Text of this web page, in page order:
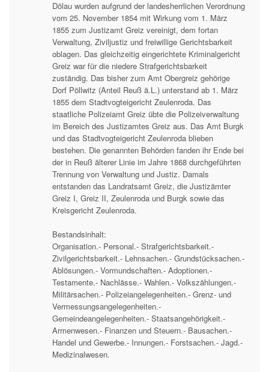
Dölau wurden aufgrund der landesherrlichen Verordnung
vom 25. November 1854 mit Wirkung vom 1. März
1855 zum Justizamt Greiz vereinigt, dem fortan
Verwaltung, Ziviljustiz und freiwillige Gerichtsbarkeit
oblagen. Das gleichzeitig eingerichtete Kriminalgericht
Greiz war für die niedere Strafgerichtsbarkeit
zuständig. Das bisher zum Amt Obergreiz gehörige
Dorf Pöllwitz (Anteil Reuß ä.L.) unterstand ab 1. März
1855 dem Stadtvogteigericht Zeulenroda. Das
staatliche Polizeiamt Greiz übte die Polizeiverwaltung
im Bereich des Justizamtes Greiz aus. Das Amt Burgk
und das Stadtvogteigericht Zeulenroda blieben
bestehen. Die genannten Behörden fanden ihr Ende bei
der in Reuß älterer Linie im Jahre 1868 durchgeführten
Trennung von Verwaltung und Justiz. Damals
entstanden das Landratsamt Greiz, die Justizämter
Greiz I, Greiz II, Zeulenroda und Burgk sowie das
Kreisgericht Zeulenroda.
Bestandsinhalt:
Organisation.- Personal.- Strafgerichtsbarkeit.-
Zivilgerichtsbarkeit.- Lehnsachen.- Grundstücksachen.-
Ablösungen.- Vormundschaften.- Adoptionen.-
Testamente.- Nachlässe.- Wahlen.- Volkszählungen.-
Militärsachen.- Polizeiangelegenheiten.- Grenz- und
Vermessungsangelegenheiten.-
Gemeindeangelegenheiten.- Staatsangehörigkeit.-
Armenwesen.- Finanzen und Steuern.- Bausachen.-
Handel und Gewerbe.- Innungen.- Forstsachen.- Jagd.-
Medizinalwesen.